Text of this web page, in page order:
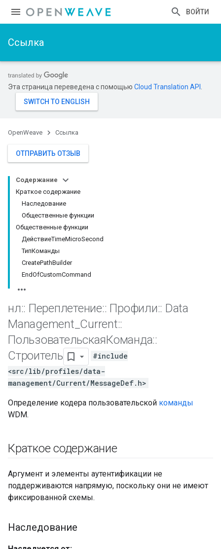
ВОЙТИ
Ссылка
Эта страница переведена с помощью Cloud Translation API
OpenWeave Ссылка
ОТПРАВИТЬ ОТЗЫВ
Содержание
Краткое содержание
Наследование
Общественные функции
Общественные функции
ДействиеTimeMicroSecond
ТипКоманды
CreatePathBuilder
EndOfCustomCommand
нл:: Переплетение:: Профили:: Data
Management Current::
ПользовательскаяКоманда::
Строитель
#include
<src/lib/profiles/data-
management/Current/MessageDef.h>
Определение кодера пользовательской команды
WDM.
Краткое содержание
Аргумент и элементы аутентификации не
поддерживаются напрямую, поскольку они не имеют
фиксированной схемы.
Наследование